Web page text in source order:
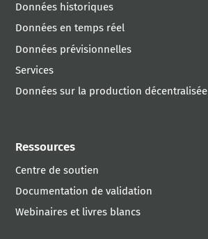
Données historiques
Données en temps réel
Données prévisionnelles
Services
Données sur la production décentralisée
Ressources
Centre de soutien
Documentation de validation
Webinaires et livres blancs